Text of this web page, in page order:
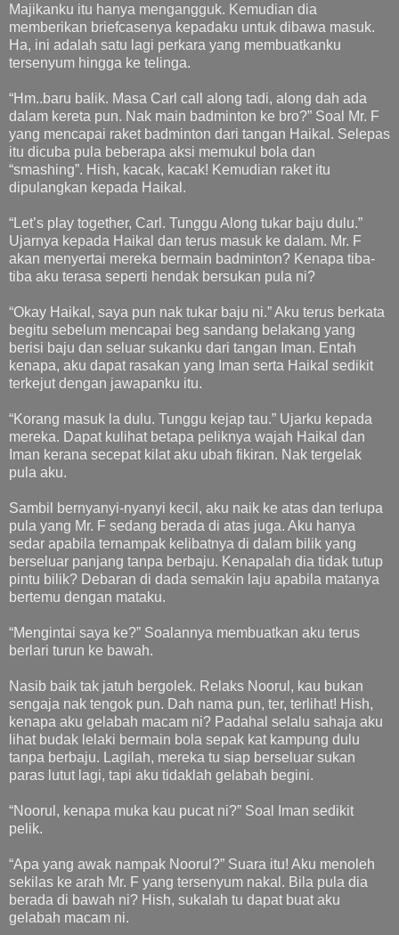
Majikanku itu hanya mengangguk. Kemudian dia
memberikan briefcasenya kepadaku untuk dibawa masuk.
Ha, ini adalah satu lagi perkara yang membuatkanku
tersenyum hingga ke telinga.
“Hm..baru balik. Masa Carl call along tadi, along dah ada
dalam kereta pun. Nak main badminton ke bro?” Soal Mr. F
yang mencapai raket badminton dari tangan Haikal. Selepas
itu dicuba pula beberapa aksi memukul bola dan
“smashing”. Hish, kacak, kacak! Kemudian raket itu
dipulangkan kepada Haikal.
“Let’s play together, Carl. Tunggu Along tukar baju dulu.”
Ujarnya kepada Haikal dan terus masuk ke dalam. Mr. F
akan menyertai mereka bermain badminton? Kenapa tiba-
tiba aku terasa seperti hendak bersukan pula ni?
“Okay Haikal, saya pun nak tukar baju ni.” Aku terus berkata
begitu sebelum mencapai beg sandang belakang yang
berisi baju dan seluar sukanku dari tangan Iman. Entah
kenapa, aku dapat rasakan yang Iman serta Haikal sedikit
terkejut dengan jawapanku itu.
“Korang masuk la dulu. Tunggu kejap tau.” Ujarku kepada
mereka. Dapat kulihat betapa peliknya wajah Haikal dan
Iman kerana secepat kilat aku ubah fikiran. Nak tergelak
pula aku.
Sambil bernyanyi-nyanyi kecil, aku naik ke atas dan terlupa
pula yang Mr. F sedang berada di atas juga. Aku hanya
sedar apabila ternampak kelibatnya di dalam bilik yang
berseluar panjang tanpa berbaju. Kenapalah dia tidak tutup
pintu bilik? Debaran di dada semakin laju apabila matanya
bertemu dengan mataku.
“Mengintai saya ke?” Soalannya membuatkan aku terus
berlari turun ke bawah.
Nasib baik tak jatuh bergolek. Relaks Noorul, kau bukan
sengaja nak tengok pun. Dah nama pun, ter, terlihat! Hish,
kenapa aku gelabah macam ni? Padahal selalu sahaja aku
lihat budak lelaki bermain bola sepak kat kampung dulu
tanpa berbaju. Lagilah, mereka tu siap berseluar sukan
paras lutut lagi, tapi aku tidaklah gelabah begini.
“Noorul, kenapa muka kau pucat ni?” Soal Iman sedikit
pelik.
“Apa yang awak nampak Noorul?” Suara itu! Aku menoleh
sekilas ke arah Mr. F yang tersenyum nakal. Bila pula dia
berada di bawah ni? Hish, sukalah tu dapat buat aku
gelabah macam ni.